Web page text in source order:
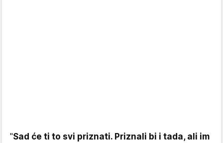
"Sad će ti to svi priznati. Priznali bi i tada, ali im